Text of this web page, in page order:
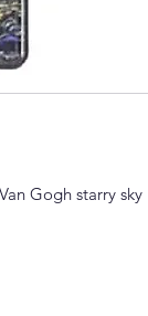
Gogh starry sky